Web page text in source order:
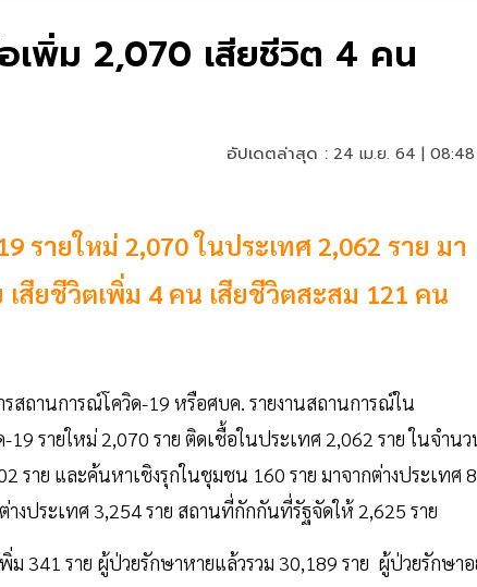
เพิ่ม 2,070 เสียชีวิต 4 คน
อัปเดตล่าสุด : 24 เม.ย. 64 |
รายใหม่ 2,070 ในประเทศ 2,062 ราย มา
เสียชีวิตเพิ่ม 4 คน เสียชีวิตสะสม 121 คน
สถานการณ์โควิด-19 หรือศบค. รายงานสถานการณ์ใน
รายใหม่ 2,070 ราย ติดเชื้อในประเทศ 2,062 ราย ในจำน
ราย และค้นหาเชิงรุกในชุมชน 160 ราย มาจากต่างประเทศ 8
งประเทศ 3,254 ราย สถานที่กักกันที่รัฐจัดให้ 2,625 ราย
341 ราย ผู้ป่วยรักษาหายแล้วรวม 30,189 ราย ผู้ป่วยรักษา